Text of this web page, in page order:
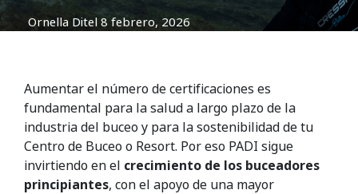
Ornella Ditel 8 febrero, 2026
Aumentar el número de certificaciones es
fundamental para la salud a largo plazo de la
industria del buceo y para la sostenibilidad de tu
Centro de Buceo o Resort. Por eso PADI sigue
invirtiendo en el crecimiento de los buceadores
principiantes, con el apoyo de una mayor